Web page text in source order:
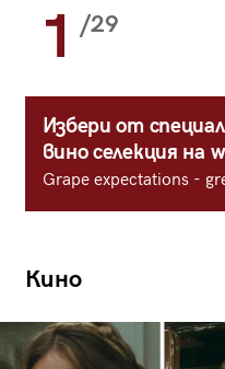
1 /29
Избери от
вино селекция на
Grape expectations -
Кино